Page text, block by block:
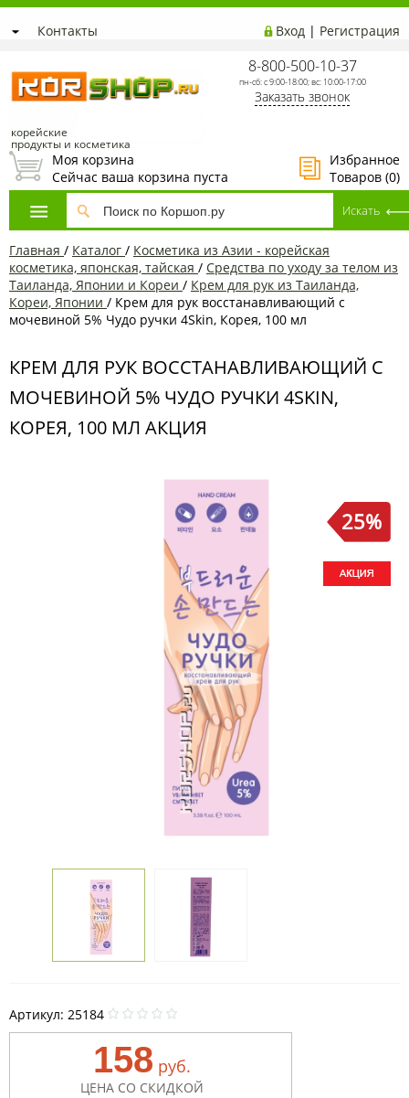
Контакты Вход | Регистрация
корейские
продукты и косметика
8-800-500-10-37
пн-сб: с 9:00-18:00; вс: 10:00-17:00
Заказать звонок
Избранное
Товаров (0)
Моя корзина
Сейчас ваша корзина пуста
Главная / Каталог / Косметика из Азии - корейская
косметика, японская, тайская / Средства по уходу за телом из
Таиланда, Японии и Кореи / Крем для рук из Таиланда,
Кореи, Японии / Крем для рук восстанавливающий с
мочевиной 5% Чудо ручки 4Skin, Корея, 100 мл
КРЕМ ДЛЯ РУК ВОССТАНАВЛИВАЮЩИЙ С
МОЧЕВИНОЙ 5% ЧУДО РУЧКИ 4SKIN,
КОРЕЯ, 100 МЛ АКЦИЯ
25%
Артикул: 25184
158 руб.
ЦЕНА СО СКИДКОЙ